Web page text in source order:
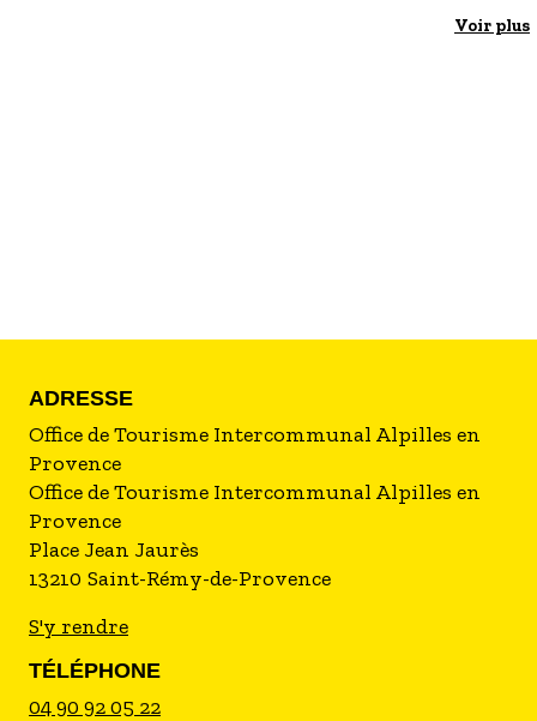
réalisé à Saint-Rémy-de-Provence...
Voir plus
ADRESSE
Office de Tourisme Intercommunal Alpilles en
Provence
Office de Tourisme Intercommunal Alpilles en
Provence
Place Jean Jaurès
13210 Saint-Rémy-de-Provence
S'y rendre
TÉLÉPHONE
04 90 92 05 22